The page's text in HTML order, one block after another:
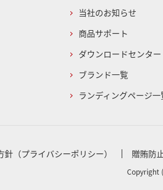
当社のお知らせ
商品サポート
ダウンロードセンター
ブランド一覧
ランディングページ一
（プライバシーポリシー） 贈賄防
Copyright